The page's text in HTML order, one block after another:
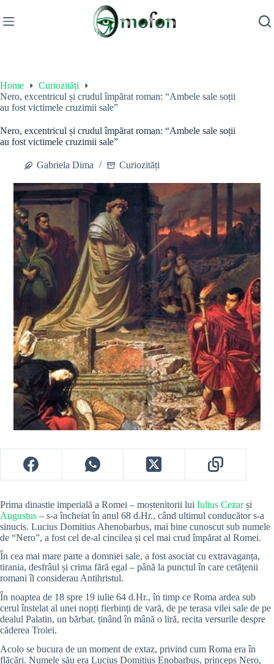
to
content
Home
Curiozități
Nero, excentricul și crudul împărat roman: “Ambele sale soții
au fost victimele cruzimii sale”
Nero, excentricul și crudul împărat roman: “Ambele sale soții
au fost victimele cruzimii sale”
Gabriela Dima Curiozități
Prima dinastie imperială a Romei – moștenitorii lui Iulius Cezarși
Augustus – s-a încheiat în anul 68 d.Hr., când ultimul conducător s-a
sinucis. Lucius Domitius Ahenobarbus, mai bine cunoscut sub numele
de “Nero”, a fost cel de-al cincilea și cel mai crud împărat al Romei.
În cea mai mare parte a domniei sale, a fost asociat cu extravaganța,
tirania, desfrâul și crima fără egal – până la punctul în care cetățenii
romani îl considerau Antihristul.
În noaptea de 18 spre 19 iulie 64 d.Hr., în timp ce Roma ardea sub
cerul înstelat al unei nopți fierbinți de vară, de pe terasa vilei sale de pe
dealul Palatin, un bărbat, ținând în mână o liră, recita versurile despre
căderea Troiei.
Acolo se bucura de un moment de extaz, privind cum Roma era în
flăcări. Numele său era Lucius Domitius Enobarbus, princeps Nero,